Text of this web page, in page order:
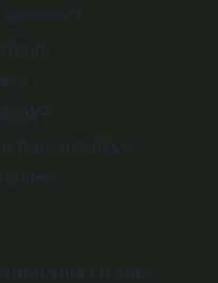
hale geldikçe
yola çıkarak